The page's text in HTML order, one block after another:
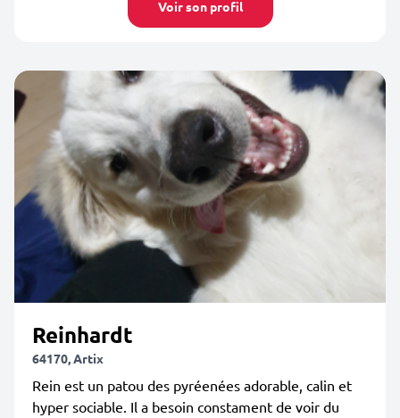
Voir son profil
Reinhardt
64170, Artix
Rein est un patou des pyréenées adorable, calin et
hyper sociable. Il a besoin constament de voir du